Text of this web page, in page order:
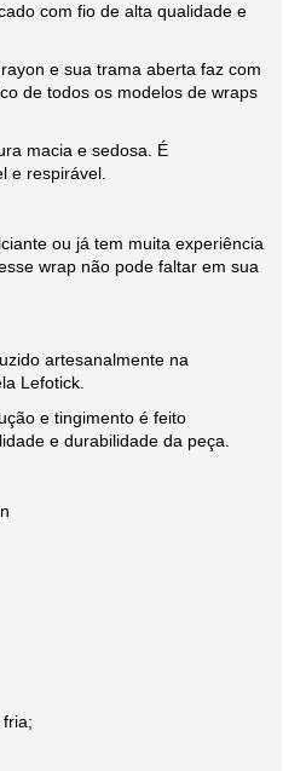
com fio de alta qualidade e
e sua trama aberta faz com
de todos os modelos de wraps
macia e sedosa. É
e respirável.
ou já tem muita experiência
wrap não pode faltar em sua
artesanalmente na
Lefotick.
e tingimento é feito
e durabilidade da peça.